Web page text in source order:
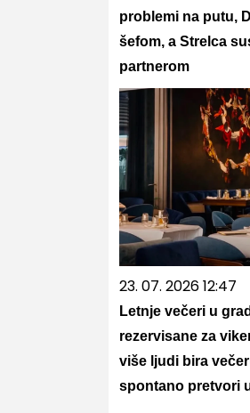
problemi na putu,
šefom, a Strelca
partnerom
23. 07. 2026 12:47
Letnje večeri u
rezervisane za
više ljudi bira
spontano pretvori